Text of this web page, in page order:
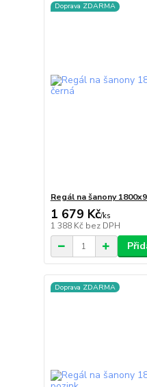
Doprava ZDARMA
Regál na šanony
1 679 Kč/ks
1 388 Kč bez DPH
Doprava ZDARMA